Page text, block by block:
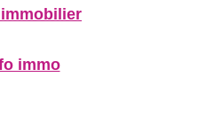
immo